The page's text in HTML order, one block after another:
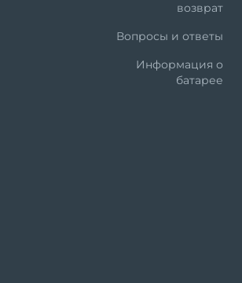
возврат
Вопросы и ответы
Информация о
батарее